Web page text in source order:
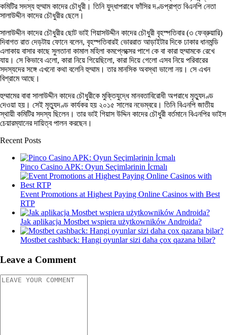
কমিটির সদস্য হুম্মাম কাদের চৌধুরী। তিনি যুদ্ধাপরাধে ফাঁসির দণ্ডপ্রাপ্ত বিএনপি নেতা
সালাউদ্দীন কাদের চৌধুরীর ছেলে।
সালাউদ্দীন কাদের চৌধুরীর ছোট ভাই গিয়াসউদ্দীন কাদের চৌধুরী বৃহস্পতিবার (৩ ফেব্রুয়ারি)
দিবাগত রাত দেড়টায় ফোনে বলেন, বৃহস্পতিবারই ভোররাত আড়াইটার দিকে ঢাকার ধানমন্ডি
এলাকায় বাসার কাছে সুলতানা কামাল মহিলা কমপ্লেক্সের পাশে কে বা কারা হুম্মামকে রেখে
যায়। সে কিভাবে এলো, কারা নিয়ে গিয়েছিলো, কারা দিয়ে গেলো এসব নিয়ে পরিবারের
সদস্যদের সঙ্গে এখনো কথা বলেনি হুম্মাম। তার মানসিক অবস্থা ভালো নয়। সে এখন
বিশ্রামে আছে।
হুম্মামের বাবা সালাউদ্দীন কাদের চৌধুরীকে মুক্তিযুদ্ধে মানবতাবিরোধী অপরাধে মৃত্যুদণ্ড
দেওয়া হয়। সেই মৃত্যুদণ্ড কার্যকর হয় ২০১৫ সালের নভেম্বরে। তিনি বিএনপি জাতীয়
স্থায়ী কমিটির সদস্য ছিলেন। তার ভাই গিয়াস উদ্দিন কাদের চৌধুরী বর্তমানে বিএনপির ভাইস
চেয়ারম্যানের দায়িত্ব পালন করছেন।
Recent Posts
Pinco Casino APK: Oyun Seçimlərinin İcmalı
Event Promotions at Highest Paying Online Casinos with Best
RTP
Jak aplikacja Mostbet wspiera użytkowników Androida?
Mostbet cashback: Hangi oyunlar sizi daha çox qazana bilər?
Leave a Comment